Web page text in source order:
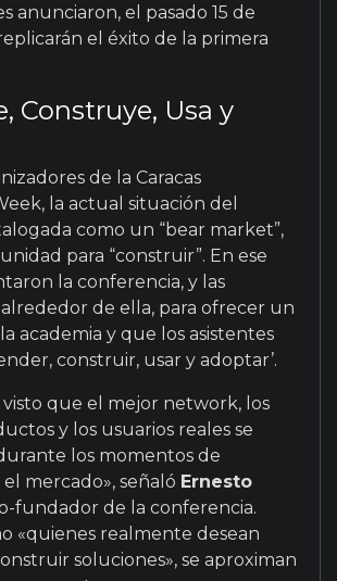
anunciaron, el pasado 15 de
el éxito de la primera
Construye, Usa y
de la Caracas
la actual situación del
como un “bear market”,
para “construir”. En ese
la conferencia, y las
de ella, para ofrecer un
academia y que los asistentes
construir, usar y adoptar’.
visto que el mejor network, los
y los usuarios reales se
los momentos de
mercado», señaló Ernesto
fundador de la conferencia.
«quienes realmente desean
soluciones», se aproximan